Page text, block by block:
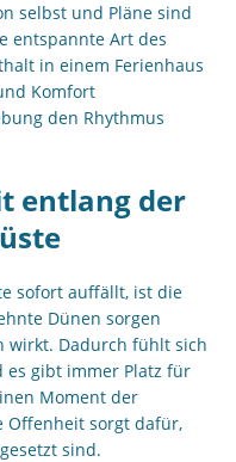
selbst und Pläne sind
entspannte Art des
in einem Ferienhaus
Komfort
den Rhythmus
entlang der
sofort auffällt, ist die
Dünen sorgen
wirkt. Dadurch fühlt sich
es gibt immer Platz für
Moment der
Offenheit sorgt dafür,
sind.